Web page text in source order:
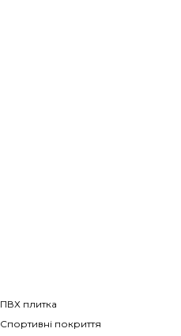
ПВХ плитка
Спортивні покриття